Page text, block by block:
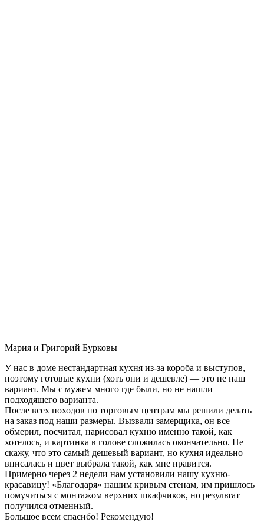
Мария и Григорий Бурковы
У нас в доме нестандартная кухня из-за короба и выступов,
поэтому готовые кухни (хоть они и дешевле) — это не наш
вариант. Мы с мужем много где были, но не нашли
подходящего варианта.
После всех походов по торговым центрам мы решили делать
на заказ под наши размеры. Вызвали замерщика, он все
обмерил, посчитал, нарисовал кухню именно такой, как
хотелось, и картинка в голове сложилась окончательно. Не
скажу, что это самый дешевый вариант, но кухня идеально
вписалась и цвет выбрала такой, как мне нравится.
Примерно через 2 недели нам установили нашу кухню-
красавицу! «Благодаря» нашим кривым стенам, им пришлось
помучиться с монтажом верхних шкафчиков, но результат
получился отменный.
Большое всем спасибо! Рекомендую!